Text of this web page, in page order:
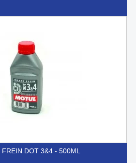
FREIN DOT 3&4 - 500ML